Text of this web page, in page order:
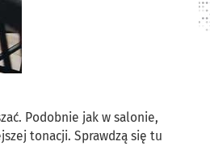
Podobnie jak w salonie,
tonacji. Sprawdzą się tu